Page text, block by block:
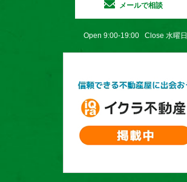
メールで相談
Open 9:00-19:00 Close 水曜日